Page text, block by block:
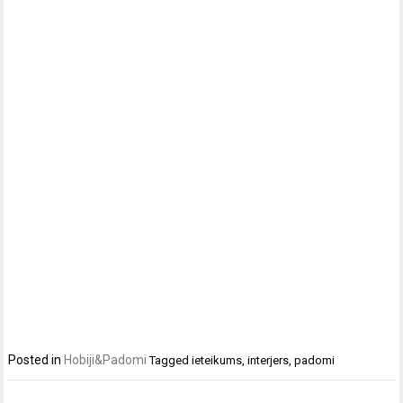
Posted in Hobiji&Padomi Taggedieteikums,interjers,padomi